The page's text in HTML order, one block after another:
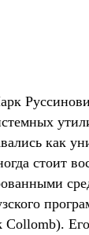
как
стоит